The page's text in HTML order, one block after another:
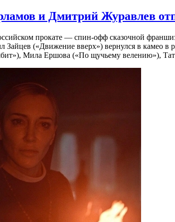
и Дмитрий Журавлев
прокате — спин-офф сказочной
Зайцев («Движение вверх») вернулся в камео
Мила Ершова («По щучьему велению»),